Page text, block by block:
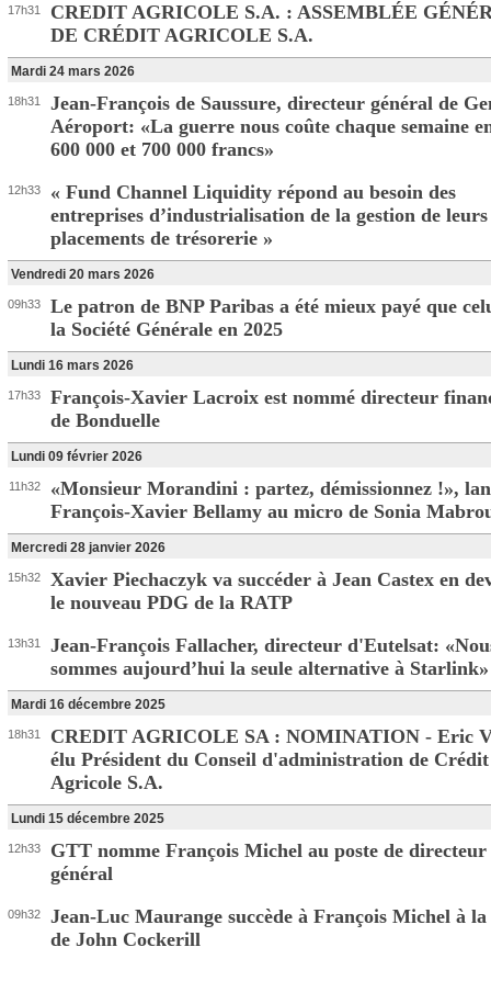
17h31
CREDIT AGRICOLE S.A. : ASSEMBLÉE
DE CRÉDIT AGRICOLE S.A.
Mardi 24 mars 2026
18h31
Jean-François de Saussure, directeur général de
Aéroport: «La guerre nous coûte chaque semaine
600 000 et 700 000 francs»
12h33
« Fund Channel Liquidity répond au besoin des
entreprises d’industrialisation de la gestion de leurs
placements de trésorerie »
Vendredi 20 mars 2026
09h33
Le patron de BNP Paribas a été mieux payé que
la Société Générale en 2025
Lundi 16 mars 2026
17h33
François-Xavier Lacroix est nommé directeur
de Bonduelle
Lundi 09 février 2026
11h32
«Monsieur Morandini : partez, démissionnez !»,
François-Xavier Bellamy au micro de Sonia
Mercredi 28 janvier 2026
15h32
Xavier Piechaczyk va succéder à Jean Castex en
le nouveau PDG de la RATP
13h31
Jean-François Fallacher, directeur d'Eutelsat:
sommes aujourd’hui la seule alternative à Starlink»
Mardi 16 décembre 2025
18h31
CREDIT AGRICOLE SA : NOMINATION - Eric
élu Président du Conseil d'administration de Crédit
Agricole S.A.
Lundi 15 décembre 2025
12h33
GTT nomme François Michel au poste de directeur
général
09h32
Jean-Luc Maurange succède à François Michel à la
de John Cockerill